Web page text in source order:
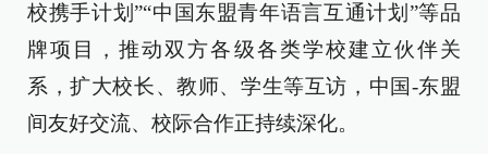
校携手计划”“中国东盟青年语言互通计划”等品
牌项目，推动双方各级各类学校建立伙伴关
系，扩大校长、教师、学生等互访，中国-东盟
间友好交流、校际合作正持续深化。